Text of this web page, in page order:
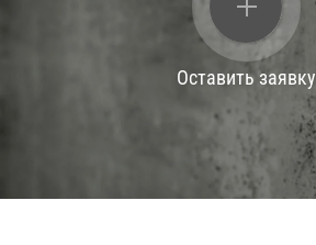
Оставить заявку